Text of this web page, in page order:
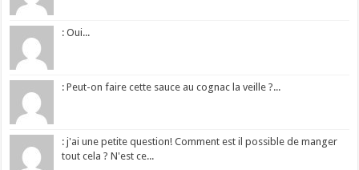
: Oui...
: Peut-on faire cette sauce au cognac la veille ?...
: j'ai une petite question! Comment est il possible de manger
tout cela ? N'est ce...